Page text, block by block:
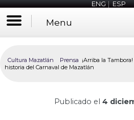
ENG|ESP
Menu
Cultura Mazatlán Prensa ¡Arriba la
historia del Carnaval de Mazatlán
Publicado el 4